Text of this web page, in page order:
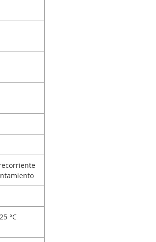
°C